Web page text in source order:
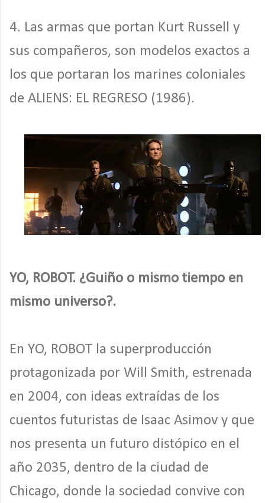
4. Las armas que portan Kurt Russell y
sus compañeros, son modelos exactos a
los que portaran los marines coloniales
de ALIENS: EL REGRESO (1986).
YO, ROBOT. ¿Guiño o mismo tiempo en
mismo universo?.
En YO, ROBOT la superproducción
protagonizada por Will Smith, estrenada
en 2004, con ideas extraídas de los
cuentos futuristas de Isaac Asimov y que
nos presenta un futuro distópico en el
año 2035, dentro de la ciudad de
Chicago, donde la sociedad convive con